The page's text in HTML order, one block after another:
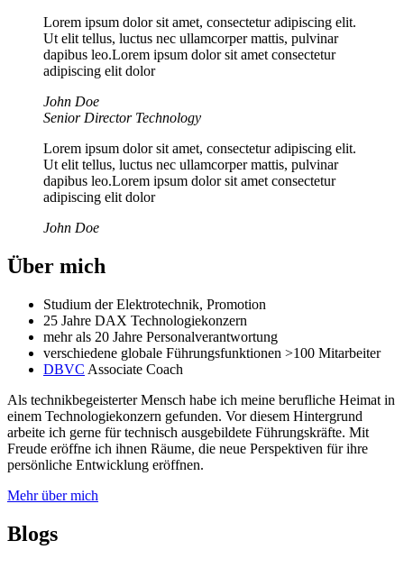
Lorem ipsum dolor sit amet, consectetur adipiscing elit.
Ut elit tellus, luctus nec ullamcorper mattis, pulvinar
dapibus leo.Lorem ipsum dolor sit amet consectetur
adipiscing elit dolor
John Doe
Senior Director Technology
Lorem ipsum dolor sit amet, consectetur adipiscing elit.
Ut elit tellus, luctus nec ullamcorper mattis, pulvinar
dapibus leo.Lorem ipsum dolor sit amet consectetur
adipiscing elit dolor
John Doe
Über mich
Studium der Elektrotechnik, Promotion
25 Jahre DAX Technologiekonzern
mehr als 20 Jahre Personalverantwortung
verschiedene globale Führungsfunktionen >100 Mitarbeiter
DBVC Associate Coach
Als technikbegeisterter Mensch habe ich meine berufliche Heimat in
einem Technologiekonzern gefunden. Vor diesem Hintergrund
arbeite ich gerne für technisch ausgebildete Führungskräfte. Mit
Freude eröffne ich ihnen Räume, die neue Perspektiven für ihre
persönliche Entwicklung eröffnen.
Mehr über mich
Blogs